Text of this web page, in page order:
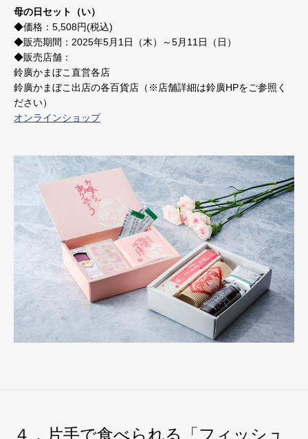
母の日セット（い）
◆価格：5,508円(税込)
◆販売期間：2025年5月1日（木）～5月11日（日）
◆販売店舗：
鈴廣かまぼこ直営各店
鈴廣かまぼこ出店の各百貨店（※店舗詳細は鈴廣HPをご参照く
ださい）
オンラインショップ
４．片手で食べられる「フィッシュ